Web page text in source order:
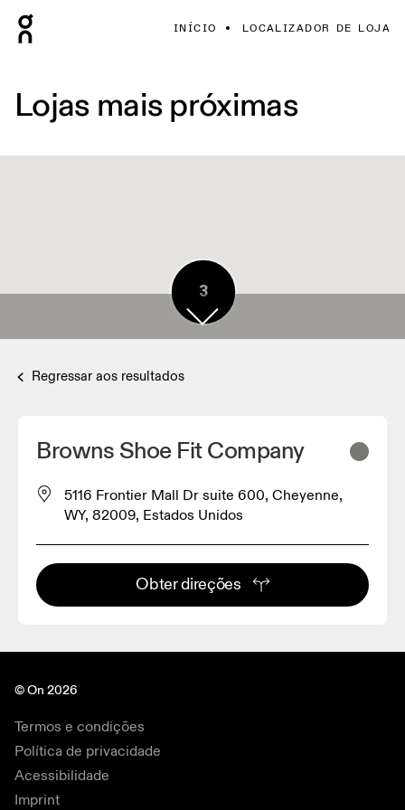
INÍCIO LOCALIZADOR DE LOJA
Lojas mais próximas
3
Regressar aos resultados
Browns Shoe Fit Company
5116 Frontier Mall Dr suite 600, Cheyenne,
WY, 82009, Estados Unidos
Obter direções
© On 2026
Termos e condições
Política de privacidade
Acessibilidade
Imprint